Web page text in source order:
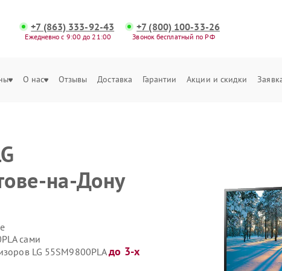
+7 (863) 333-92-43
Ежедневно с 9:00 до 21:00
+7 (800) 100-33-26
Звонок бесплатный по РФ
О нас Отзывы Доставка Гарантии Акции и скидки
на-Дону
сами
LG 55SM9800PLAдо 3-х